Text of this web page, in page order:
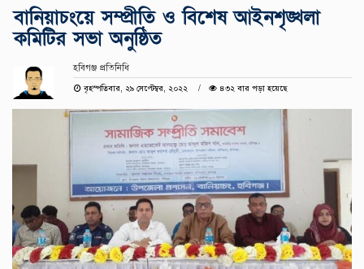
বানিয়াচংয়ে সম্প্রীতি ও বিশেষ আইনশৃঙ্খলা
কমিটির সভা অনুষ্ঠিত
হবিগঞ্জ প্রতিনিধি
বৃহস্পতিবার, ২৯ সেপ্টেম্বর, ২০২২
৪৩২ বার পড়া হয়েছে